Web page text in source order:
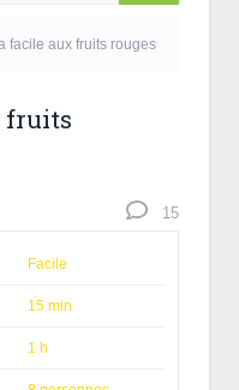
facile aux fruits rouges
fruits
15
Facile
15 min
1 h